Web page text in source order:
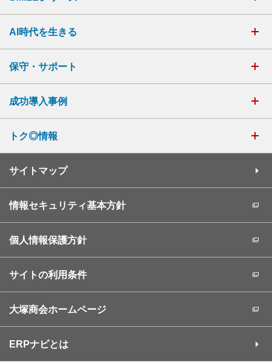
AI時代を生きる
保守・サポート
成功導入事例
トク◎情報
サイトマップ
情報セキュリティ基本方針
個人情報保護方針
サイトの利用条件
大塚商会ホームページ
ERPナビとは